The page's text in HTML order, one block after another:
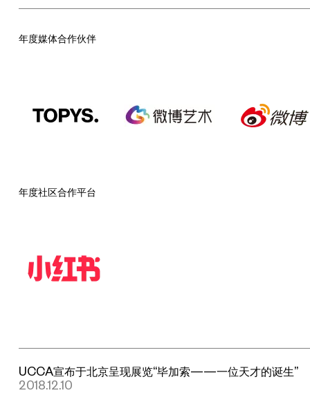
年度媒体合作伙伴
年度社区合作平台
UCCA宣布于北京呈现展览“毕加索——一位天才的诞生”
2018.12.10